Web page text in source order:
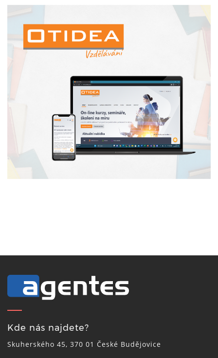
Kde nás najdete?
Skuherského 45, 370 01 České Budějovice